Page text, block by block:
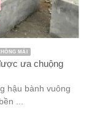
MÁI
ưa chuộng
hậu bành vuông
...